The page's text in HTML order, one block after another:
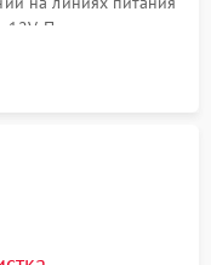
Проверка на
питания GPU и